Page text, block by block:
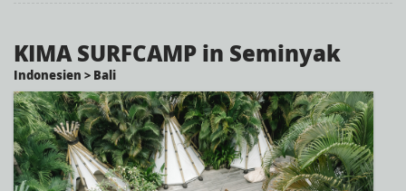
KIMA SURFCAMP in Seminyak
Indonesien > Bali